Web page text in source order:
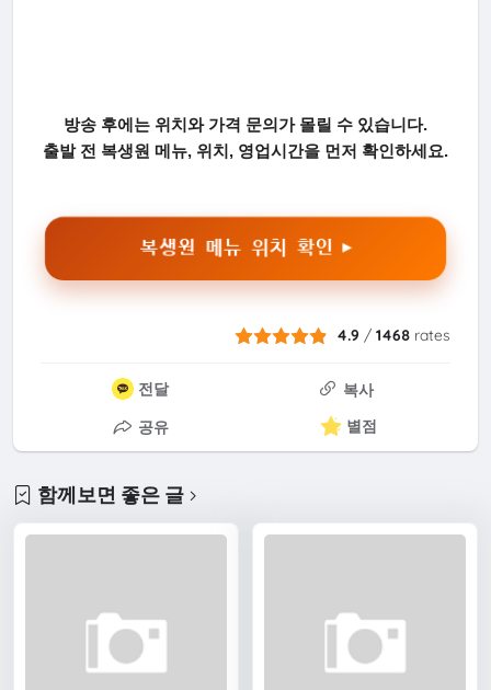
방송 후에는 위치와 가격 문의가 몰릴 수 있습니다.
출발 전 복생원 메뉴, 위치, 영업시간을 먼저 확인하세요.
복생원 메뉴 위치 확인 ▶
4.9 /1468 rates
전달
복사
공유
별점
함께보면 좋은 글